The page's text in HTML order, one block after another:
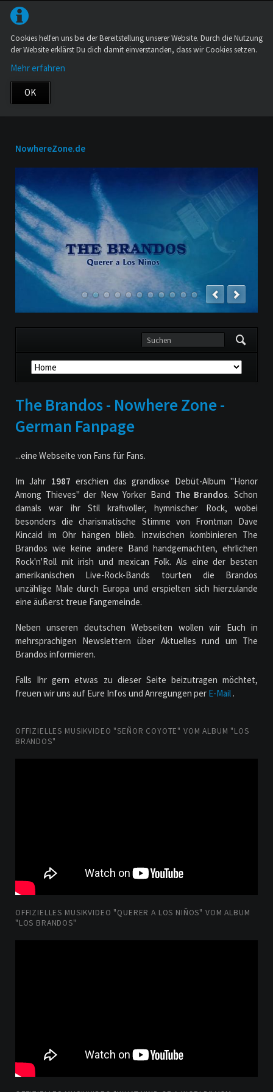
Cookies helfen uns bei der Bereitstellung unserer Website. Durch die Nutzung
der Website erklärst Du dich damit einverstanden, dass wir Cookies setzen.
Mehr erfahren
OK
NowhereZone.de
Navigation
überspringen
The Brandos - Nowhere Zone -
German Fanpage
...eine Webseite von Fans für Fans.
Im Jahr 1987 erschien das grandiose Debüt-Album "Honor
Among Thieves" der New Yorker Band The Brandos. Schon
damals war ihr Stil kraftvoller, hymnischer Rock, wobei
besonders die charismatische Stimme von Frontman Dave
Kincaid im Ohr hängen blieb. Inzwischen kombinieren The
Brandos wie keine andere Band handgemachten, ehrlichen
Rock'n'Roll mit irish und mexican Folk. Als eine der besten
amerikanischen Live-Rock-Bands tourten die Brandos
unzählige Male durch Europa und erspielten sich hierzulande
eine äußerst treue Fangemeinde.
Neben unseren deutschen Webseiten wollen wir Euch in
mehrsprachigen Newslettern über Aktuelles rund um The
Brandos informieren.
Falls Ihr gern etwas zu dieser Seite beizutragen möchtet,
freuen wir uns auf Eure Infos und Anregungen per E-Mail.
OFFIZIELLES MUSIKVIDEO "SEÑOR COYOTE" VOM ALBUM "LOS
BRANDOS"
OFFIZIELLES MUSIKVIDEO "QUERER A LOS NIÑOS" VOM ALBUM
"LOS BRANDOS"